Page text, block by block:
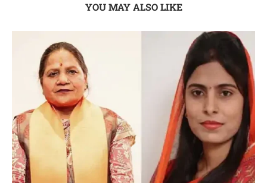
YOU MAY ALSO LIKE